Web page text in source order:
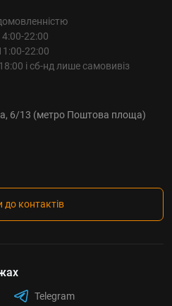
22:00
22:00
і сб-нд лише самовивіз
6/13 (метро Поштова площа)
до контактів
Telegram